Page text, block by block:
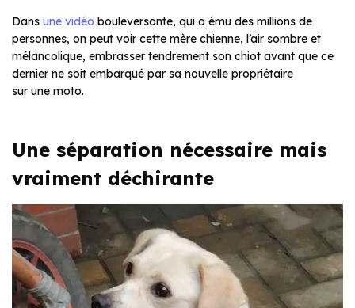
Dans une vidéo bouleversante, qui a ému des millions de
personnes, on peut voir cette mère chienne, l’air sombre et
mélancolique, embrasser tendrement son chiot avant que ce
dernier ne soit embarqué par sa nouvelle propriétaire
sur une moto.
Une séparation nécessaire mais
vraiment déchirante